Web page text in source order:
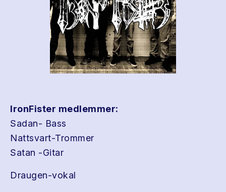
IronFister medlemmer:
Sadan- Bass
Nattsvart-Trommer
Satan -Gitar
Draugen-vokal